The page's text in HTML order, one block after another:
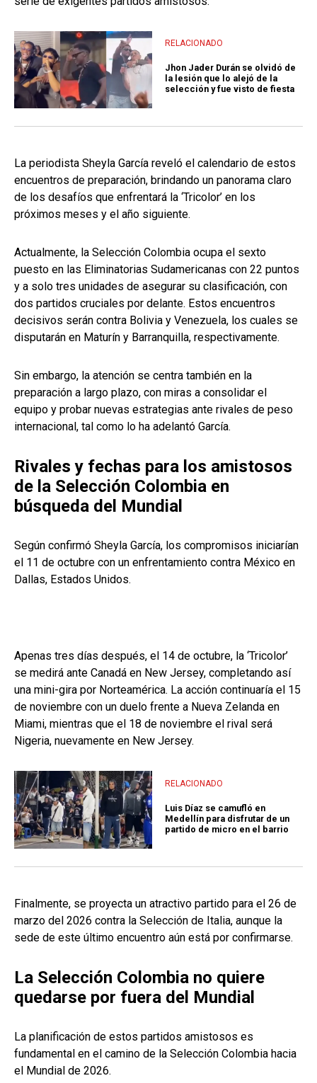
RELACIONADO
Jhon Jader Durán se olvidó de
la lesión que lo alejó de la
selección y fue visto de fiesta
La periodista Sheyla García reveló el calendario de estos
encuentros de preparación, brindando un panorama claro
de los desafíos que enfrentará la ‘Tricolor’ en los
próximos meses y el año siguiente.
Actualmente, la Selección Colombia ocupa el sexto
puesto en las Eliminatorias Sudamericanas con 22 puntos
y a solo tres unidades de asegurar su clasificación, con
dos partidos cruciales por delante. Estos encuentros
decisivos serán contra Bolivia y Venezuela, los cuales se
disputarán en Maturín y Barranquilla, respectivamente.
Sin embargo, la atención se centra también en la
preparación a largo plazo, con miras a consolidar el
equipo y probar nuevas estrategias ante rivales de peso
internacional, tal como lo ha adelantó García.
Rivales y fechas para los amistosos
de la Selección Colombia en
búsqueda del Mundial
Según confirmó Sheyla García, los compromisos iniciarían
el 11 de octubre con un enfrentamiento contra México en
Dallas, Estados Unidos.
Apenas tres días después, el 14 de octubre, la ‘Tricolor’
se medirá ante Canadá en New Jersey, completando así
una mini-gira por Norteamérica. La acción continuaría el 15
de noviembre con un duelo frente a Nueva Zelanda en
Miami, mientras que el 18 de noviembre el rival será
Nigeria, nuevamente en New Jersey.
RELACIONADO
Luis Díaz se camufló en
Medellín para disfrutar de un
partido de micro en el barrio
Finalmente, se proyecta un atractivo partido para el 26 de
marzo del 2026 contra la Selección de Italia, aunque la
sede de este último encuentro aún está por confirmarse.
La Selección Colombia no quiere
quedarse por fuera del Mundial
La planificación de estos partidos amistosos es
fundamental en el camino de la Selección Colombia hacia
el Mundial de 2026.